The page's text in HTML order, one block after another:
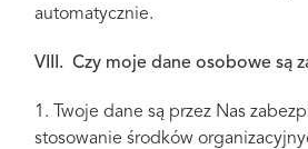
automatycznie.
VIII. Czy moje dane osobowe są
1. Twoje dane są przez Nas
stosowanie środków